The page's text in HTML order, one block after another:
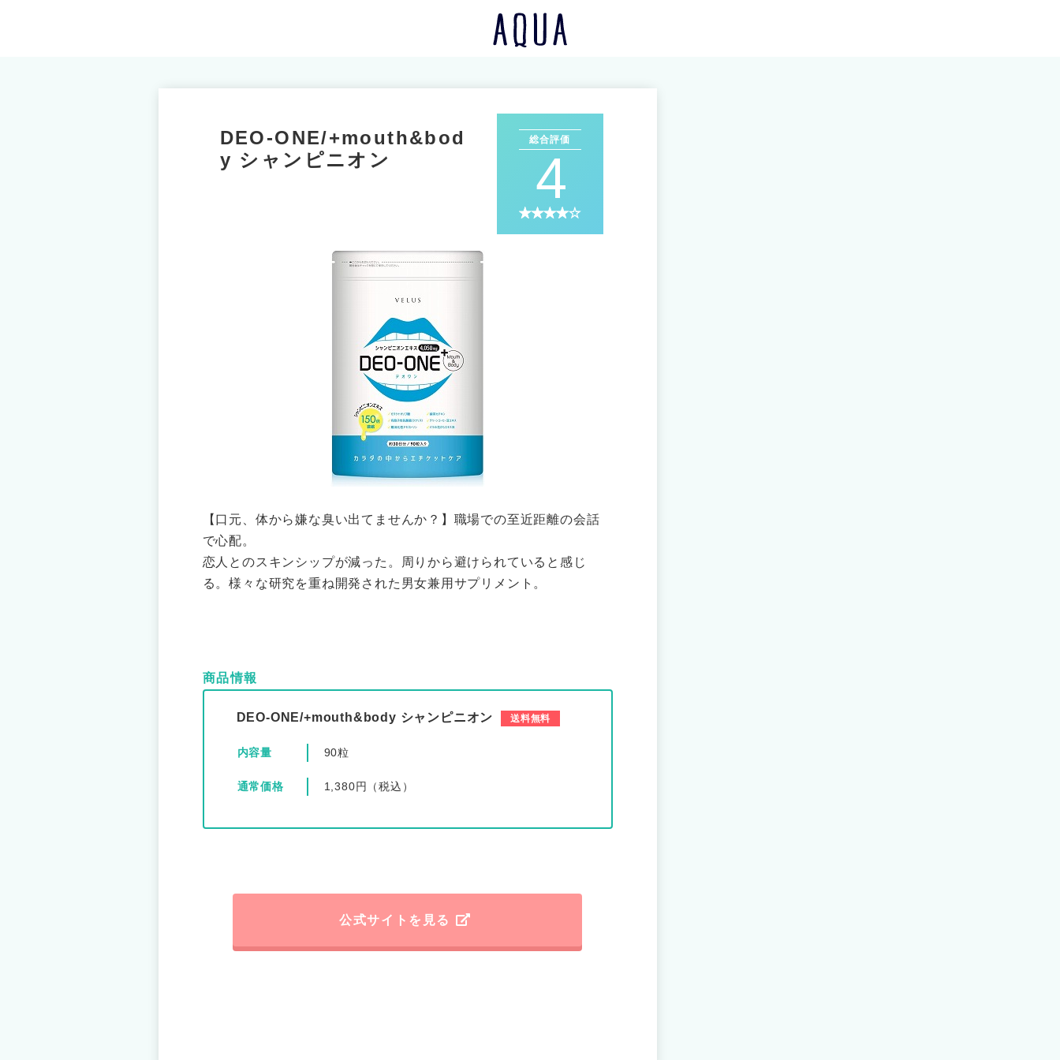
DEO-ONE/+mouth&bod
y シャンピニオン
総合評価
4
【口元、体から嫌な臭い出てませんか？】職場での至近距離の会話
で心配。
恋人とのスキンシップが減った。周りから避けられていると感じ
る。様々な研究を重ね開発された男女兼用サプリメント。
商品情報
DEO-ONE/+mouth&body シャンピニオン 送料無料
内容量 90粒
通常価格 1,380円（税込）
公式サイトを見る